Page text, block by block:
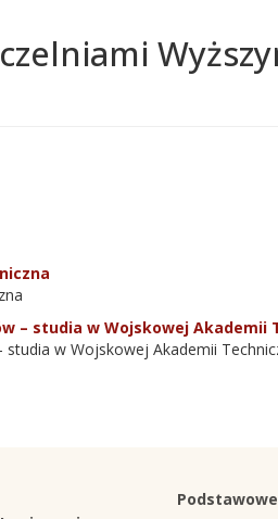
– studia w Wojskowej Akademii
w Wojskowej Akademii